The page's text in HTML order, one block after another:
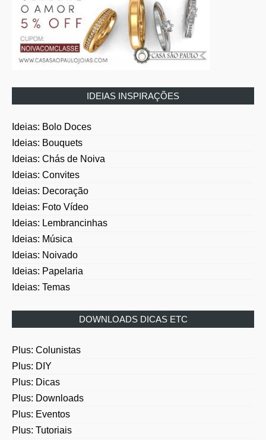
Ideias: Bouquets
Ideias: Chás de Noiva
Ideias: Convites
Ideias: Decoração
Ideias: Foto Vídeo
Ideias: Lembrancinhas
Ideias: Música
Ideias: Noivado
Ideias: Papelaria
Ideias: Temas
Plus: DIY
Plus: Dicas
Plus: Downloads
Plus: Eventos
Plus: Tutoriais